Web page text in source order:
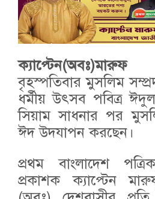
বৃহস্পতিবার মুসলিম
ধর্মীয় উৎসব পবিত্র
সিয়াম সাধনার পর
ঈদ উদযাপন করছেন।
প্রথম বাংলাদেশ
প্রকাশক ক্যাপ্টেন